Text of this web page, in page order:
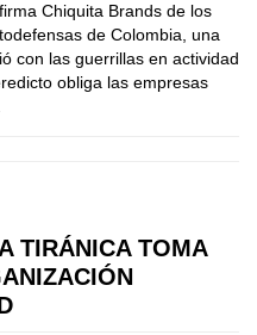
Chiquita Brands de los
de Colombia, una
con las guerrillas en actividad
obliga las empresas
TIRÁNICA TOMA